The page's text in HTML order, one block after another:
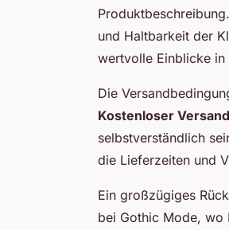
und Haltbarkeit der
wertvolle Einblicke
Die
Kostenloser Versand
selbstverständlich
die Lieferzeiten und
Ein großzügiges
bei Gothic Mode, wo